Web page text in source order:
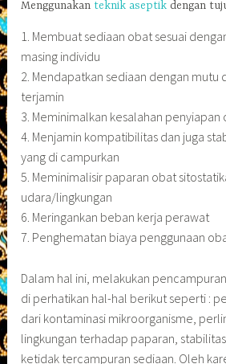
Menggunakan teknik aseptik dengan
1. Membuat sediaan obat sesuai
masing individu
2. Mendapatkan sediaan dengan mutu
terjamin
3. Meminimalkan kesalahan penyiapan
4. Menjamin kompatibilitas dan juga
yang di campurkan
5. Meminimalisir paparan obat
udara/lingkungan
6. Meringankan beban kerja perawat
7. Penghematan biaya penggunaan
Dalam hal ini, melakukan
di perhatikan hal-hal berikut seperti :
dari kontaminasi mikroorganisme,
lingkungan terhadap paparan,
ketidak tercampuran sediaan. Oleh